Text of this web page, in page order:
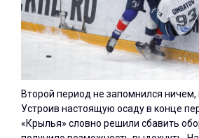
Второй период не запомнился ничем,
Устроив настоящую осаду в конце
«Крылья» словно решили сбавить